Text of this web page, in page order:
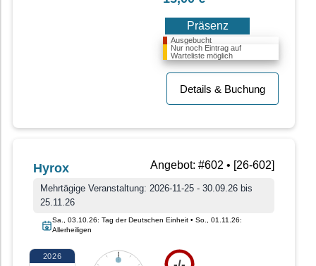
Präsenz
Ausgebucht
Nur noch Eintrag auf
Warteliste möglich
Details & Buchung
Angebot: #602 • [26-602]
Hyrox
Mehrtägige Veranstaltung: 2026-11-25 - 30.09.26 bis
25.11.26
Sa., 03.10.26: Tag der Deutschen Einheit • So., 01.11.26:
Allerheiligen
2026